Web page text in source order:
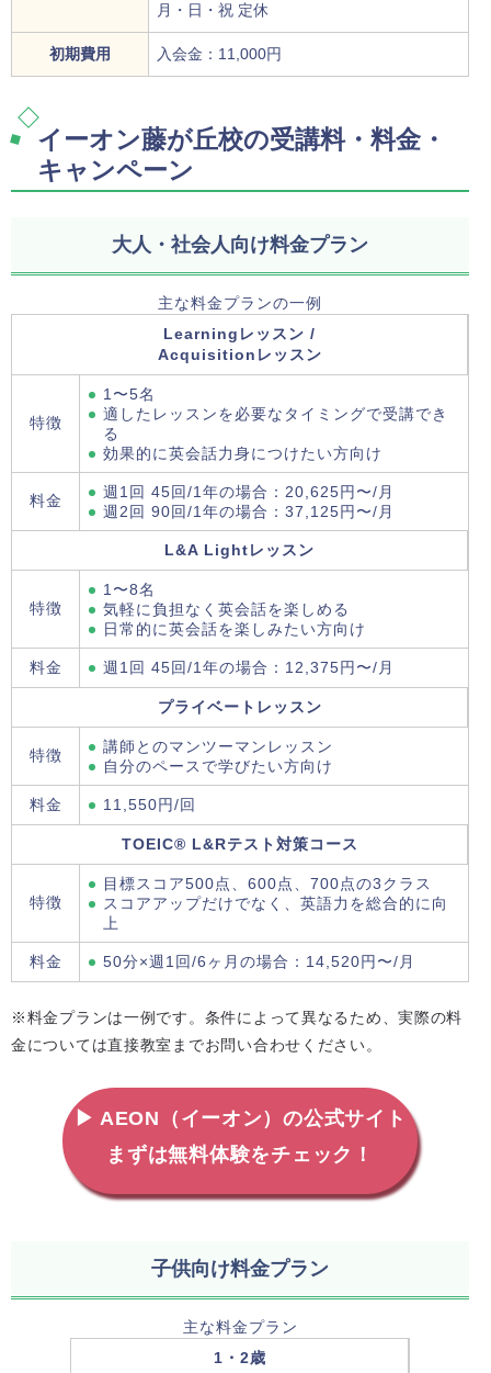
月・日・祝 定休
初期費用 入会金：11,000円
イーオン藤が丘校の受講料・料金・
キャンペーン
大人・社会人向け料金プラン
主な料金プランの一例
Learningレッスン /
Acquisitionレッスン
特徴
1〜5名
適したレッスンを必要なタイミングで受講でき
る
効果的に英会話力身につけたい方向け
料金
週1回 45回/1年の場合：20,625円〜/月
週2回 90回/1年の場合：37,125円〜/月
L&A Lightレッスン
特徴
1〜8名
気軽に負担なく英会話を楽しめる
日常的に英会話を楽しみたい方向け
料金 週1回 45回/1年の場合：12,375円〜/月
プライベートレッスン
特徴
講師とのマンツーマンレッスン
自分のペースで学びたい方向け
料金 11,550円/回
TOEIC® L&Rテスト対策コース
特徴
目標スコア500点、600点、700点の3クラス
スコアアップだけでなく、英語力を総合的に向
上
料金 50分×週1回/6ヶ月の場合：14,520円〜/月
※料金プランは一例です。条件によって異なるため、実際の料
金については直接教室までお問い合わせください。
▶ AEON（イーオン）の公式サイト
まずは無料体験をチェック！
子供向け料金プラン
主な料金プラン
1・2歳